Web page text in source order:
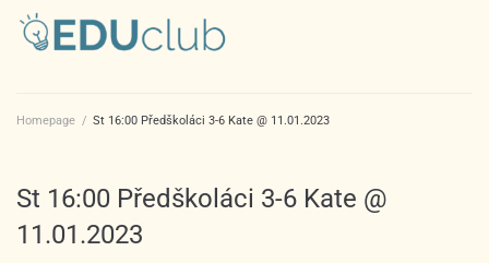
Homepage / St 16:00 Předškoláci 3-6 Kate @ 11.01.2023
St 16:00 Předškoláci 3-6 Kate @
11.01.2023